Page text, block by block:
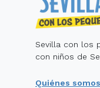
Sevilla con los
con niños de
Quiénes somos